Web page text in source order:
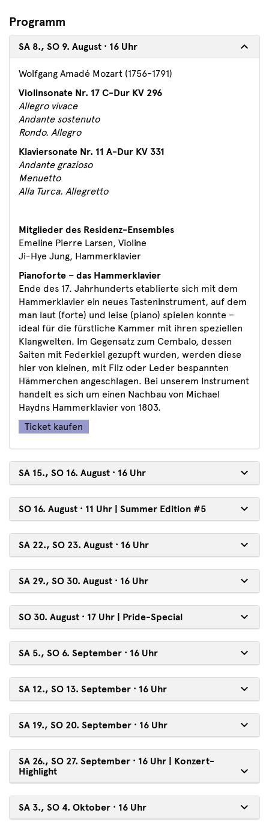
Programm
SA 8., SO 9. August · 16 Uhr
Wolfgang Amadé Mozart (1756-1791)
Violinsonate Nr. 17 C-Dur KV 296
Allegro vivace
Andante sostenuto
Rondo. Allegro
Klaviersonate Nr. 11 A-Dur KV 331
Andante grazioso
Menuetto
Alla Turca. Allegretto
Mitglieder des Residenz-Ensembles
Emeline Pierre Larsen, Violine
Ji-Hye Jung, Hammerklavier
Pianoforte – das Hammerklavier
Ende des 17. Jahrhunderts etablierte sich mit dem
Hammerklavier ein neues Tasteninstrument, auf dem
man laut (forte) und leise (piano) spielen konnte –
ideal für die fürstliche Kammer mit ihren speziellen
Klangwelten. Im Gegensatz zum Cembalo, dessen
Saiten mit Federkiel gezupft wurden, werden diese
hier von kleinen, mit Filz oder Leder bespannten
Hämmerchen angeschlagen. Bei unserem Instrument
handelt es sich um einen Nachbau von Michael
Haydns Hammerklavier von 1803.
Ticket kaufen
SA 15., SO 16. August · 16 Uhr
SO 16. August · 11 Uhr | Summer Edition #5
SA 22., SO 23. August · 16 Uhr
SA 29., SO 30. August · 16 Uhr
SO 30. August · 17 Uhr | Pride-Special
SA 5., SO 6. September · 16 Uhr
SA 12., SO 13. September · 16 Uhr
SA 19., SO 20. September · 16 Uhr
SA 26., SO 27. September · 16 Uhr | Konzert-
Highlight
SA 3., SO 4. Oktober · 16 Uhr